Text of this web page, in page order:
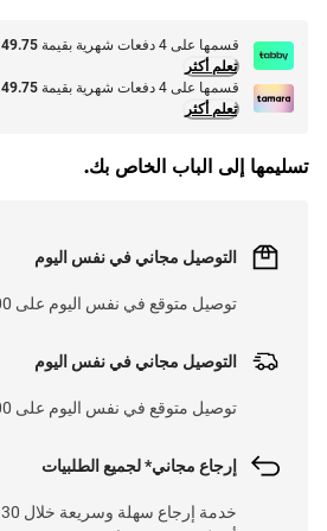
قسمها على 4 دفعات شهرية بقيمة 49.75 ر.س
تعلم أكثر
قسمها على 4 دفعات شهرية بقيمة
49.75 ر.س
تعلم أكثر
تسليمها إلى الباب الخاص بك.
التوصيل مجاني في نفس اليوم
توصيل متوقع في نفس اليوم على 300 ر.س
التوصيل مجاني في نفس اليوم
توصيل متوقع في نفس اليوم على 300 ر.س
إرجاع مجاني* لجميع الطلبيات